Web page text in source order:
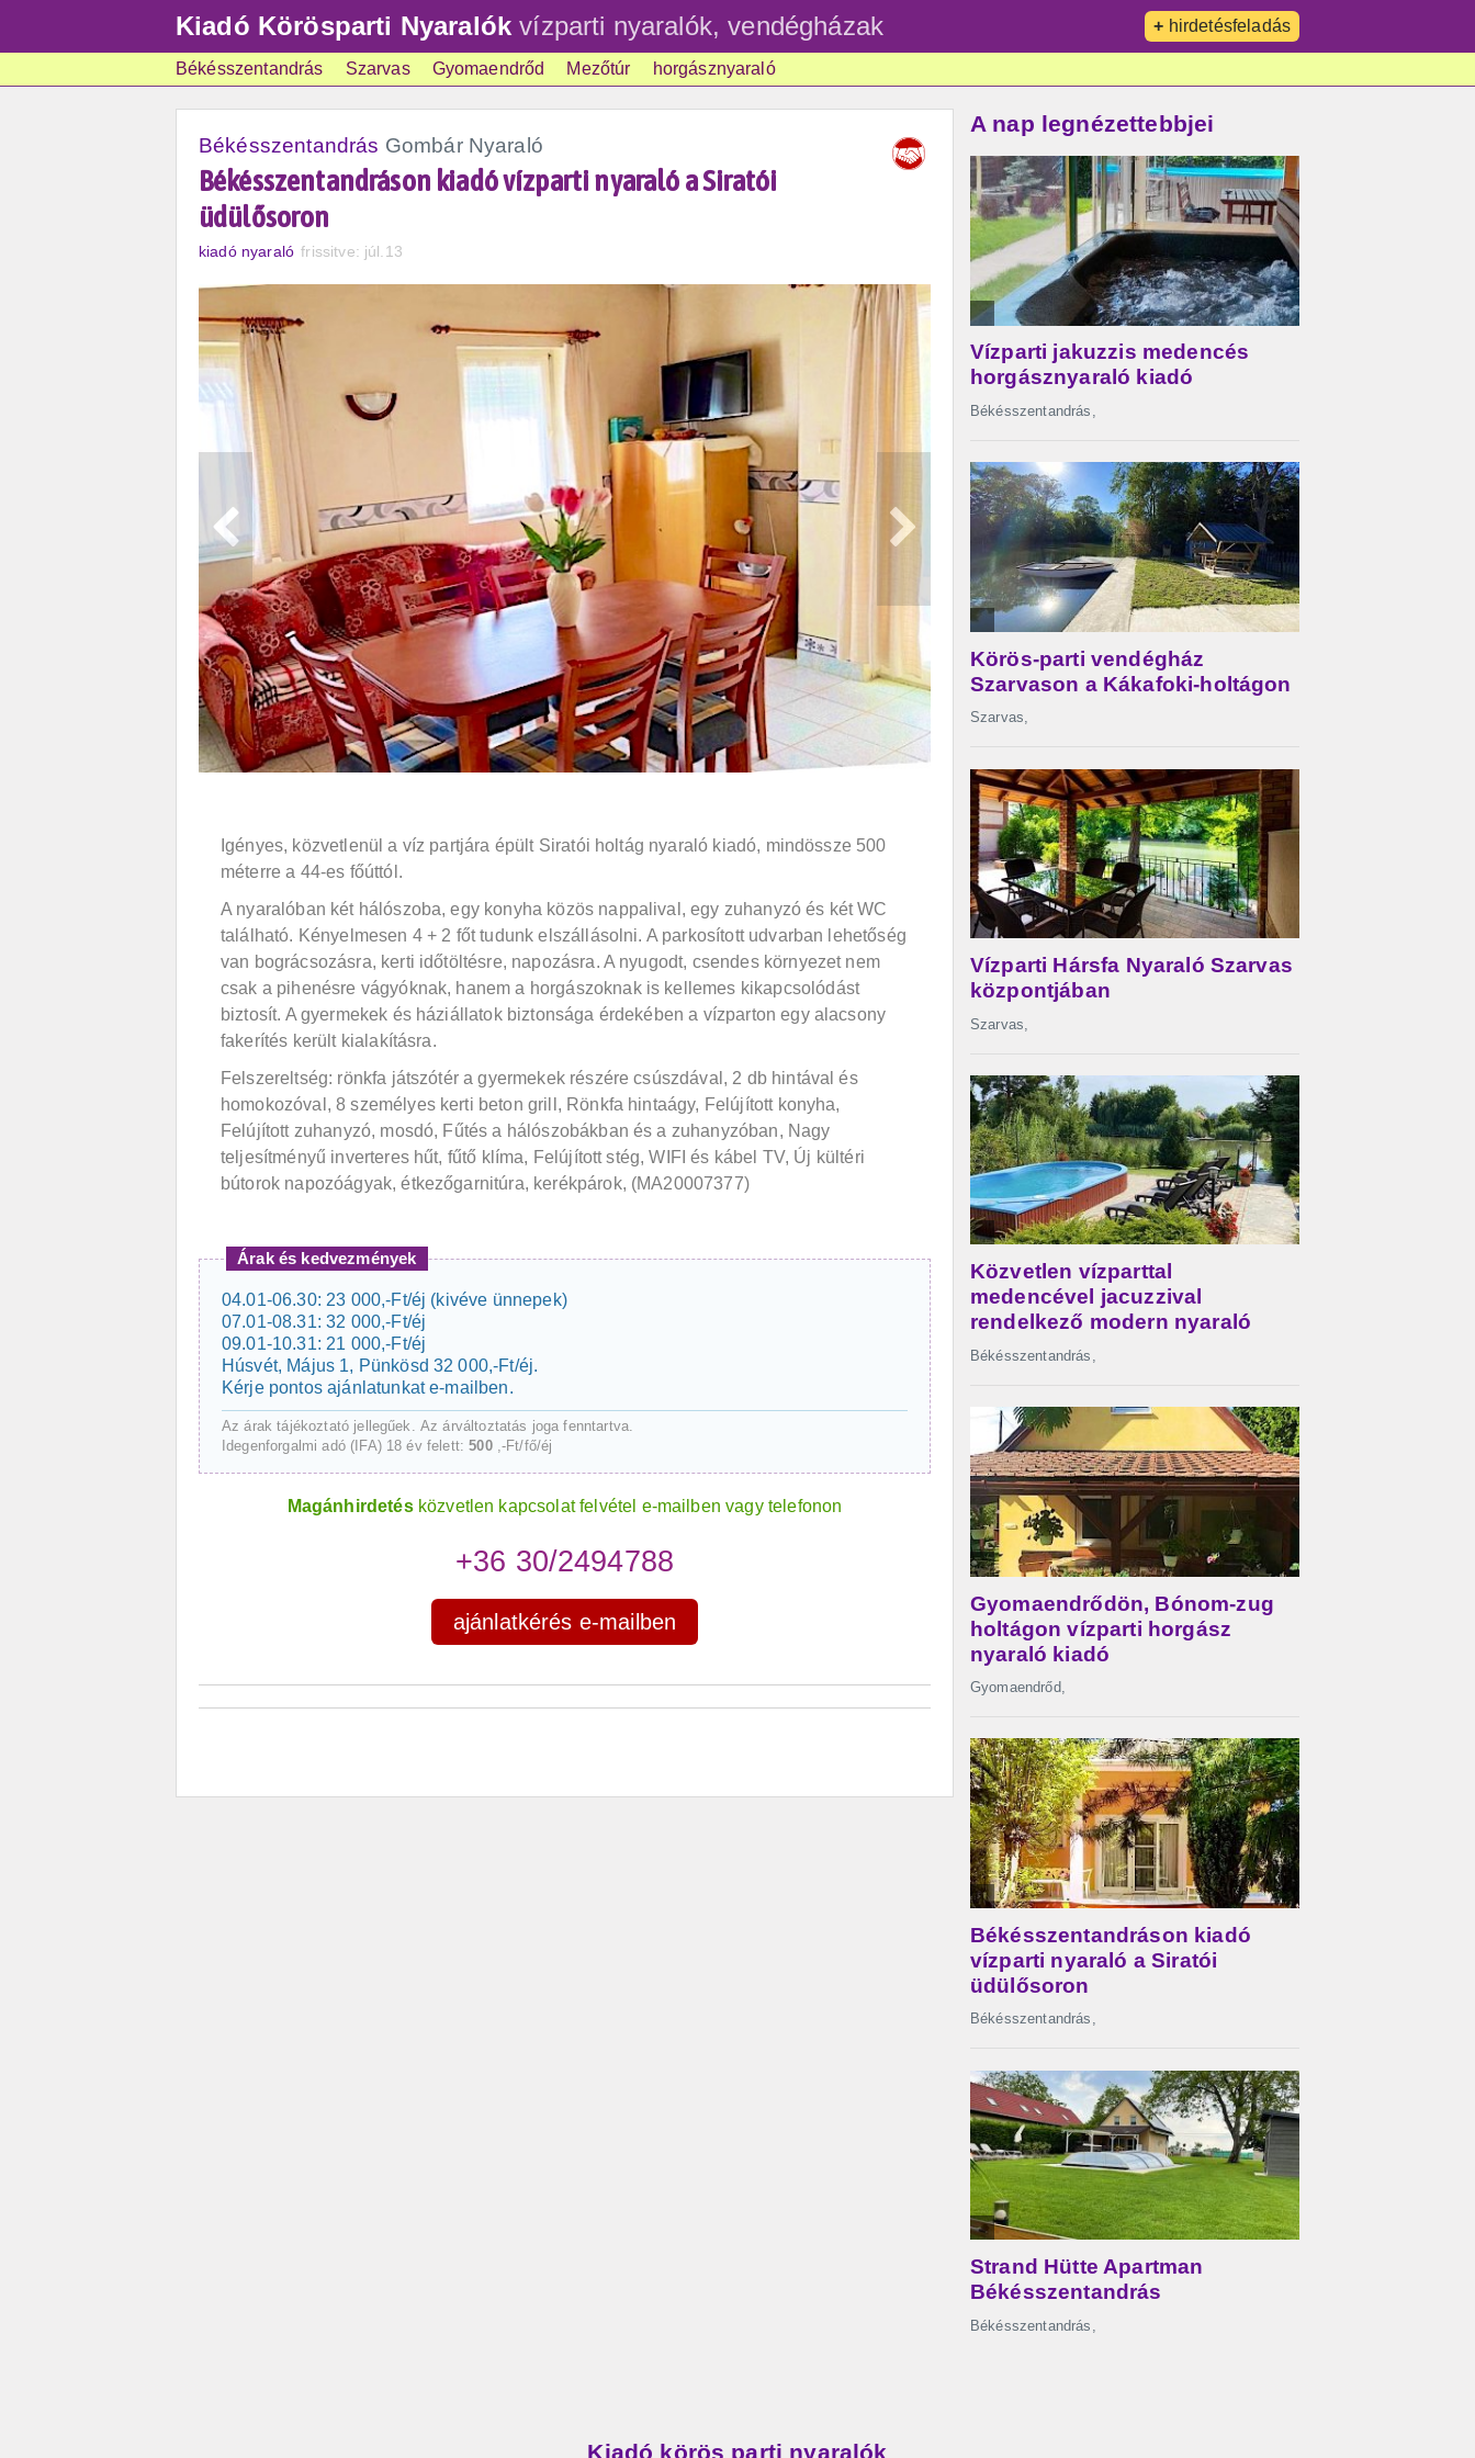
Kiadó Körösparti Nyaralók vízparti nyaralók, vendégházak + hirdetésfeladás
Békésszentandrás Szarvas Gyomaendrőd Mezőtúr horgásznyaraló
Békésszentandrás Gombár Nyaraló
Békésszentandráson kiadó vízparti nyaraló a Siratói
üdülősoron
kiadó nyaraló frissitve: júl.13
Igényes, közvetlenül a víz partjára épült Siratói holtág nyaraló kiadó, mindössze 500
méterre a 44-es főúttól.
A nyaralóban két hálószoba, egy konyha közös nappalival, egy zuhanyzó és két WC
található. Kényelmesen 4 + 2 főt tudunk elszállásolni. A parkosított udvarban lehetőség
van bográcsozásra, kerti időtöltésre, napozásra. A nyugodt, csendes környezet nem
csak a pihenésre vágyóknak, hanem a horgászoknak is kellemes kikapcsolódást
biztosít. A gyermekek és háziállatok biztonsága érdekében a vízparton egy alacsony
fakerítés került kialakításra.
Felszereltség: rönkfa játszótér a gyermekek részére csúszdával, 2 db hintával és
homokozóval, 8 személyes kerti beton grill, Rönkfa hintaágy, Felújított konyha,
Felújított zuhanyzó, mosdó, Fűtés a hálószobákban és a zuhanyzóban, Nagy
teljesítményű inverteres hűt, fűtő klíma, Felújított stég, WIFI és kábel TV, Új kültéri
bútorok napozóágyak, étkezőgarnitúra, kerékpárok, (MA20007377)
Árak és kedvezmények
04.01-06.30: 23 000,-Ft/éj (kivéve ünnepek)
07.01-08.31: 32 000,-Ft/éj
09.01-10.31: 21 000,-Ft/éj
Húsvét, Május 1, Pünkösd 32 000,-Ft/éj.
Kérje pontos ajánlatunkat e-mailben.
Az árak tájékoztató jellegűek. Az árváltoztatás joga fenntartva.
Idegenforgalmi adó (IFA) 18 év felett:500 ,-Ft/fő/éj
Magánhirdetésközvetlen kapcsolat felvétel e-mailben vagy telefonon
+36 30/2494788
ajánlatkérés e-mailben
A nap legnézettebbjei
Kiadó körös parti nyaralók